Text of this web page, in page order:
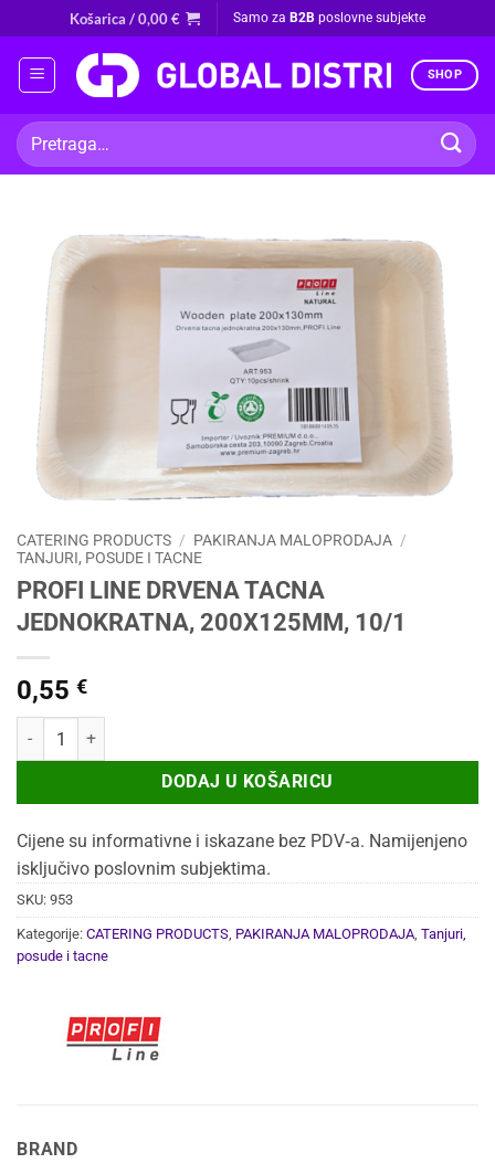
to
content
Košarica /0,00€ Samo za B2B poslovne subjekte
SHOP
Pretraži:
CATERING PRODUCTS / PAKIRANJA MALOPRODAJA /
TANJURI, POSUDE I TACNE
PROFI LINE DRVENA TACNA
JEDNOKRATNA, 200X125MM, 10/1
0,55 €
PROFI LINE DRVENA TACNA JEDNOKRATNA, 200X125MM, 10/1
DODAJ U KOŠARICU
Cijene su informativne i iskazane bez PDV‑a. Namijenjeno
isključivo poslovnim subjektima.
SKU: 953
Kategorije: CATERING PRODUCTS, PAKIRANJA MALOPRODAJA, Tanjuri,
posude i tacne
BRAND